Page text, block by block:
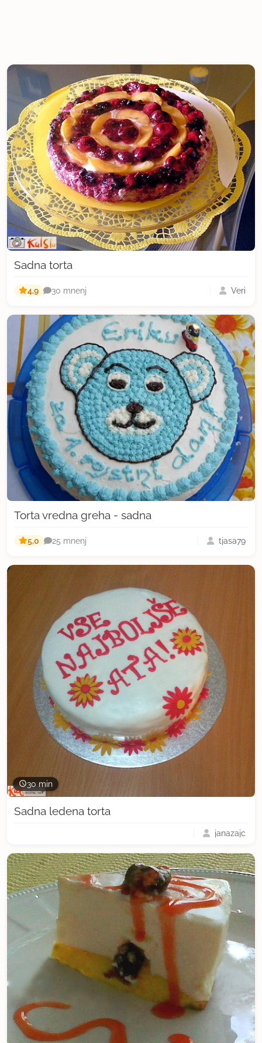
Sadna torta
4,9 30 mnenj Veri
Torta vredna greha - sadna
5,0 25 mnenj tjasa79
30 min
Sadna ledena torta
janazajc